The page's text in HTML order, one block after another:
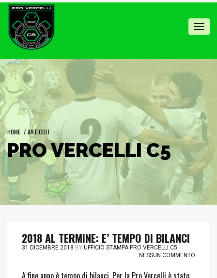
HOME / ARTICOLI
PRO VERCELLI C5
2018 AL TERMINE: E’ TEMPO DI BILANCI
31 DICEMBRE 2018 BY UFFICIO STAMPA PRO VERCELLI C5
NESSUN COMMENTO
A fine anno è tempo di bilanci. Per la Pro Vercelli è stato